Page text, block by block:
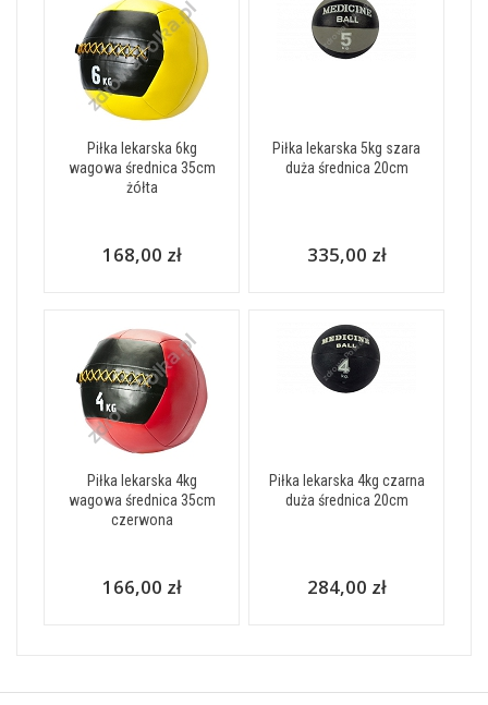
Piłka lekarska 6kg
wagowa średnica 35cm
żółta
168,00 zł
Piłka lekarska 5kg szara
duża średnica 20cm
335,00 zł
Piłka lekarska 4kg
wagowa średnica 35cm
czerwona
166,00 zł
Piłka lekarska 4kg czarna
duża średnica 20cm
284,00 zł